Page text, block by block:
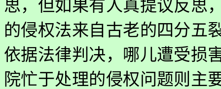
思，但如果有人真提议反思
的侵权法来自古老的四分五
依据法律判决，哪儿遭受损
院忙于处理的侵权问题则主